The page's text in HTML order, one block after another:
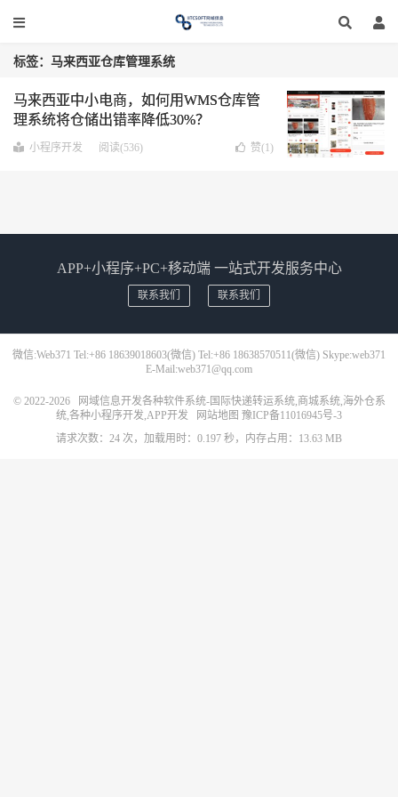
标签：马来西亚仓库管理系统
马来西亚中小电商，如何用WMS仓库管
理系统将仓储出错率降低30%？
小程序开发 阅读(536) 赞(1)
APP+小程序+PC+移动端 一站式开发服务中心
联系我们 联系我们
微信:Web371 Tel:+86 18639018603(微信) Tel:+86 18638570511(微信) Skype:web371
E-Mail:web371@qq.com
© 2022-2026
网域信息开发各种软件系统-国际快递转运系统,商城系统,海外仓系
统,各种小程序开发,APP开发
网站地图 豫ICP备11016945号-3
请求次数：24 次，加载用时：0.197 秒，内存占用：13.63 MB